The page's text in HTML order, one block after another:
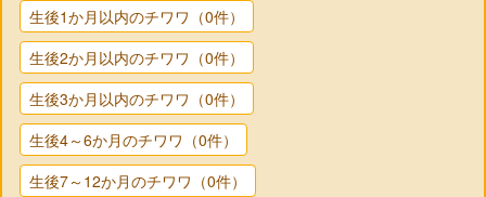
生後1か月以内のチワワ（0件）
生後2か月以内のチワワ（0件）
生後3か月以内のチワワ（0件）
生後4～6か月のチワワ（0件）
生後7～12か月のチワワ（0件）